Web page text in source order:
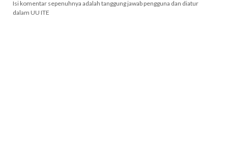
Isi komentar sepenuhnya adalah tanggung jawab pengguna dan diatur
dalam UU ITE